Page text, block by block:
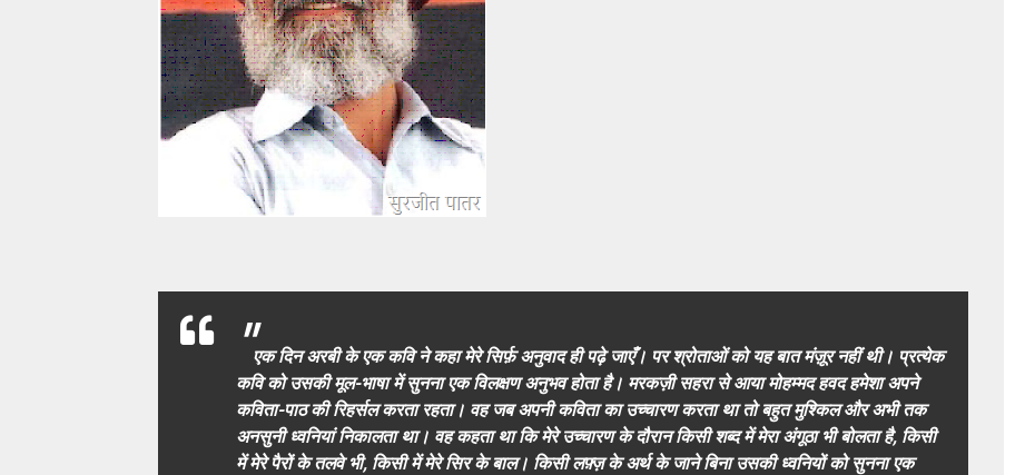
"एक दिन अरबी के एक कवि ने कहा मेरे सिर्फ़ अनुवाद ही पढ़े जाएँ। पर श्रोताओं को यह बात मंज़ूर नहीं थी। प्रत्येक
कवि को उसकी मूल-भाषा में सुनना एक विलक्षण अनुभव होता है। मरकज़ी सहरा से आया मोहम्मद हवद हमेशा अपने
कविता-पाठ की रिहर्सल करता रहता। वह जब अपनी कविता का उच्चारण करता था तो बहुत मुश्किल और अभी तक
अनसुनी ध्वनियां निकालता था। वह कहता था कि मेरे उच्चारण के दौरान किसी शब्द में मेरा अंगूठा भी बोलता है, किसी
में मेरे पैरों के तलवे भी, किसी में मेरे सिर के बाल। किसी लफ़्ज़ के अर्थ के जाने बिना उसकी ध्वनियों को सुनना एक